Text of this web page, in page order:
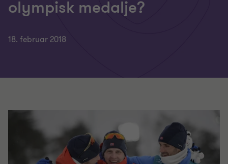
olympisk medalje?
18. februar 2018